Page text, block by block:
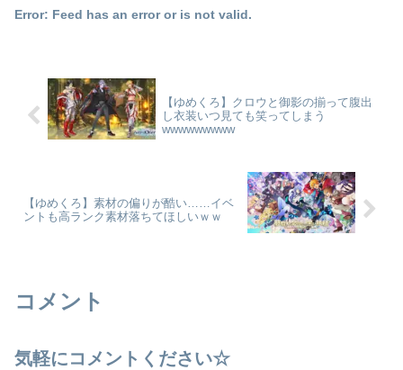
Error: Feed has an error or is not valid.
【ゆめくろ】クロウと御影の揃って腹出
し衣装いつ見ても笑ってしまう
wwwwwwwww
【ゆめくろ】素材の偏りが酷い……イベ
ントも高ランク素材落ちてほしいｗｗ
コメント
気軽にコメントください☆